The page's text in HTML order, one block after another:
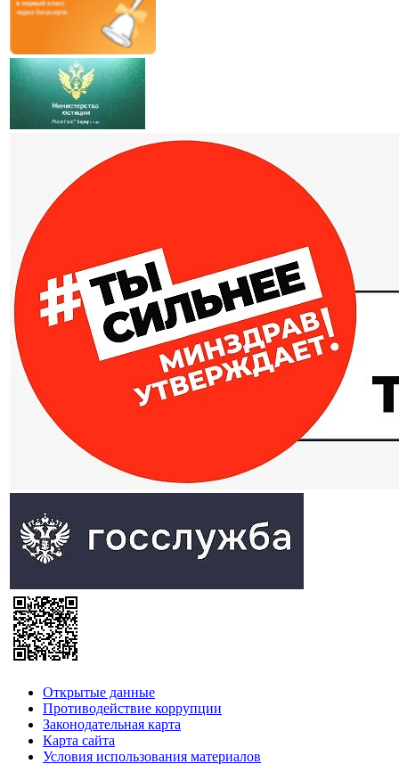
Открытые данные
Противодействие коррупции
Законодательная карта
Карта сайта
Условия использования материалов